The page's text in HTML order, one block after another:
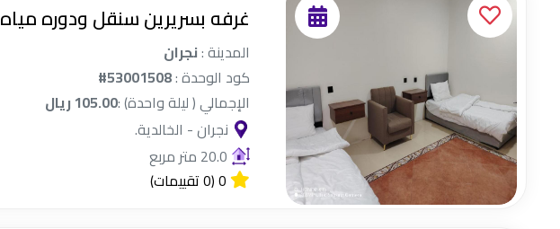
غرفه بسريرين سنقل ودوره مياه
المدينة :نجران
كود الوحدة :#53001508
الإجمالي ( ليلة واحدة) :105.00 ريال
نجران - الخالدية.
20.0 متر مربع
0(0 تقييمات)